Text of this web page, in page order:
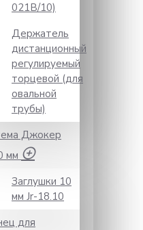
021B/10)
Держатель
дистанционный
регулируемый
торцевой (для
овальной
трубы)
Джокер
мм
Заглушки 10
мм Jr-18.10
для